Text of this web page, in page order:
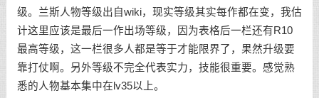
级。兰斯人物等级出自wiki，现实等级其实每作都在变，我估
计这里应该是最后一作出场等级，因为表格后一栏还有R10
最高等级，这一栏很多人都是等于才能限界了，果然升级要
靠打仗啊。另外等级不完全代表实力，技能很重要。感觉熟
悉的人物基本集中在lv35以上。